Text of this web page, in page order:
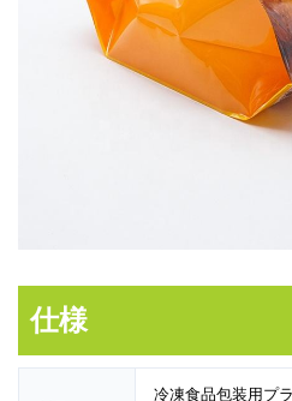
仕様
冷凍食品包装用プ